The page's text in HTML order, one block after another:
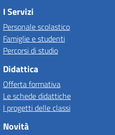
I Servizi
Personale scolastico
Famiglie e studenti
Percorsi di studio
Didattica
Offerta formativa
Le schede didattiche
I progetti delle classi
Novità